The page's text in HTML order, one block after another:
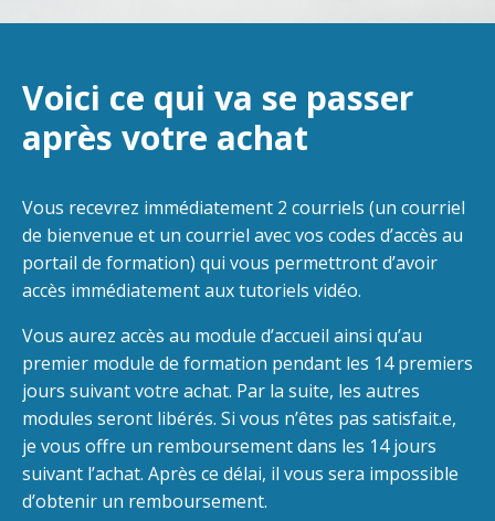
Voici ce qui va se passer
après votre achat
Vous recevrez immédiatement 2 courriels (un courriel
de bienvenue et un courriel avec vos codes d’accès au
portail de formation) qui vous permettront d’avoir
accès immédiatement aux tutoriels vidéo.
Vous aurez accès au module d’accueil ainsi qu’au
premier module de formation pendant les 14 premiers
jours suivant votre achat. Par la suite, les autres
modules seront libérés. Si vous n’êtes pas satisfait.e,
je vous offre un remboursement dans les 14 jours
suivant l’achat. Après ce délai, il vous sera impossible
d’obtenir un remboursement.